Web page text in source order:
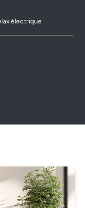
électrique